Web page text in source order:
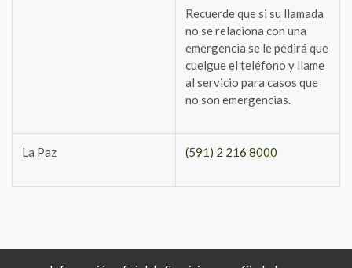
Recuerde que si su llamada
no se relaciona con una
emergencia se le pedirá que
cuelgue el teléfono y llame
al servicio para casos que
no son emergencias.
La Paz (591) 2 216 8000